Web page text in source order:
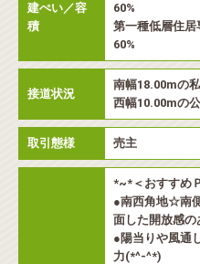
建ぺい／容
積
60%
第一種低層住
60%
接道状況
南幅18.00mの
西幅10.00mの
取引態様 売主
*~*＜おすすめ
●南西角地☆南
面した開放感の
●陽当りや風通
力(*^-^*)